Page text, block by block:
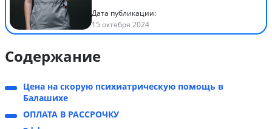
Дата публикации:
15 октября 2024
Содержание
Цена на скорую психиатрическую помощь в
Балашихе
ОПЛАТА В РАССРОЧКУ